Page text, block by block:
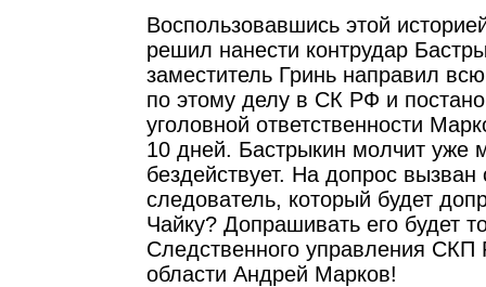
Воспользовавшись этой
решил нанести контрудар
заместитель Гринь направил
по этому делу в СК РФ и
уголовной ответственности
10 дней. Бастрыкин молчит уже
бездействует. На допрос
следователь, который будет
Чайку? Допрашивать его будет
Следственного управления
области Андрей Марков!